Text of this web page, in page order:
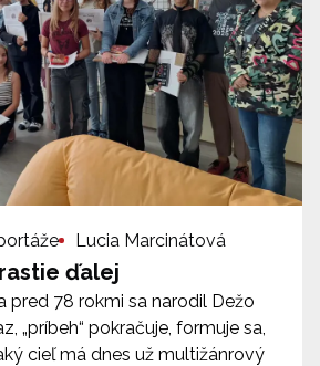
Lucia Marcinátová
ďalej
pred 78 rokmi sa narodil Dežo
„príbeh“ pokračuje, formuje sa,
cieľ má dnes už multižánrový